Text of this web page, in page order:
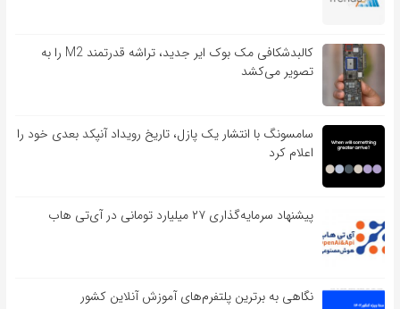
کالبدشکافی مک بوک ایر جدید، تراشه قدرتمند M2 را به
تصویر می‌کشد
سامسونگ با انتشار یک پازل، تاریخ رویداد آنپکد بعدی خود را
اعلام کرد
پیشنهاد سرمایه‌گذاری ۲۷ میلیارد تومانی در آی‌تی هاب
نگاهی به برترین پلتفرم‌های آموزش آنلاین کشور